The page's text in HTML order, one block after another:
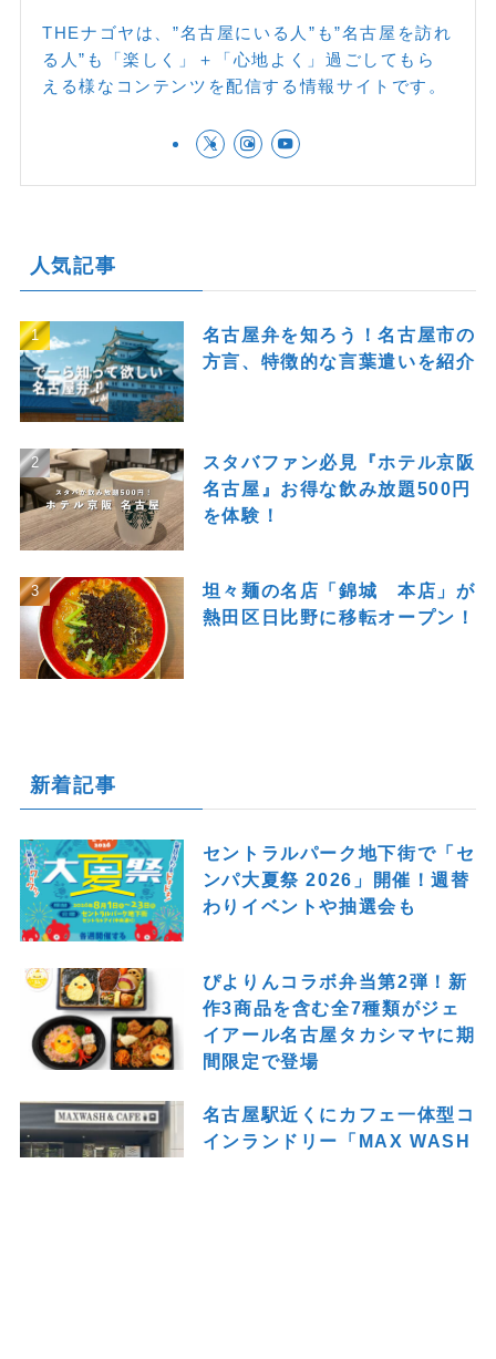
THEナゴヤは、”名古屋にいる人”も”名古屋を訪れ
る人”も「楽しく」＋「心地よく」過ごしてもら
える様なコンテンツを配信する情報サイトです。
人気記事
名古屋弁を知ろう！名古屋市の
方言、特徴的な言葉遣いを紹介
スタバファン必見『ホテル京阪
名古屋』お得な飲み放題500円
を体験！
坦々麺の名店「錦城 本店」が
熱田区日比野に移転オープン！
新着記事
セントラルパーク地下街で「セ
ンパ大夏祭 2026」開催！週替
わりイベントや抽選会も
ぴよりんコラボ弁当第2弾！新
作3商品を含む全7種類がジェ
イアール名古屋タカシマヤに期
間限定で登場
名古屋駅近くにカフェ一体型コ
インランドリー「MAX WASH